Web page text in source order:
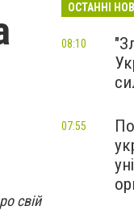
свій
ОСТАННІ
08:10
07:55